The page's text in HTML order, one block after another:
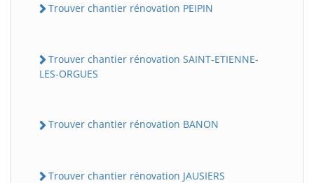
Trouver chantier rénovation PEIPIN
Trouver chantier rénovation SAINT-ETIENNE-
LES-ORGUES
Trouver chantier rénovation BANON
Trouver chantier rénovation JAUSIERS